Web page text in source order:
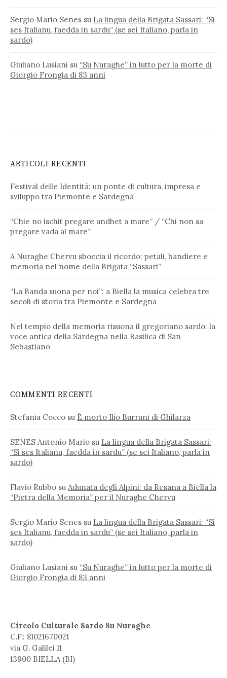
Sergio Mario Senes su La lingua della Brigata Sassari: “Si
ses Italianu, faedda in sardu” (se sei Italiano, parla in
sardo)
Giuliano Lusiani su “Su Nuraghe” in lutto per la morte di
Giorgio Frongia di 83 anni
ARTICOLI RECENTI
Festival delle Identità: un ponte di cultura, impresa e
sviluppo tra Piemonte e Sardegna
“Chie no ischit pregare andhet a mare” / “Chi non sa
pregare vada al mare”
A Nuraghe Chervu sboccia il ricordo: petali, bandiere e
memoria nel nome della Brigata “Sassari”
“La Banda suona per noi”: a Biella la musica celebra tre
secoli di storia tra Piemonte e Sardegna
Nel tempio della memoria risuona il gregoriano sardo: la
voce antica della Sardegna nella Basilica di San
Sebastiano
COMMENTI RECENTI
Stefania Cocco su È morto Ilio Burruni di Ghilarza
SENES Antonio Mario su La lingua della Brigata Sassari:
“Si ses Italianu, faedda in sardu” (se sei Italiano, parla in
sardo)
Flavio Rubbo su Adunata degli Alpini: da Resana a Biella la
“Pietra della Memoria” per il Nuraghe Chervu
Sergio Mario Senes su La lingua della Brigata Sassari: “Si
ses Italianu, faedda in sardu” (se sei Italiano, parla in
sardo)
Giuliano Lusiani su “Su Nuraghe” in lutto per la morte di
Giorgio Frongia di 83 anni
Circolo Culturale Sardo Su Nuraghe
C.F.: 81021670021
via G. Galilei 11
13900 BIELLA (BI)